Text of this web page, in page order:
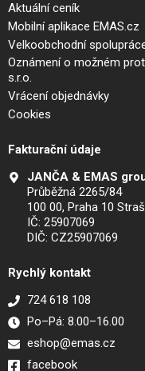
Aktuální ceník
Mobilní aplikace EMAS.cz
Velkoobchodní
Oznámení o možném
s.r.o.
Vrácení objednávky
Cookies
Fakturační údaje
JANČA & EMAS
Průběžná 2265/84
100 00, Praha 10
IČ: 25907069
DIČ: CZ25907069
Rychlý kontakt
724 618 108
Po–Pá: 8.00–16.00
eshop@emas.cz
facebook